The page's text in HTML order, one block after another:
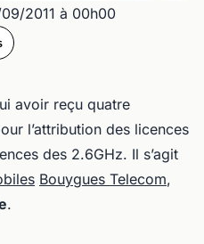
2011 à 00h00
avoir reçu quatre
l’attribution des licences
des 2.6GHz. Il s’agit
Bouygues Telecom,
.